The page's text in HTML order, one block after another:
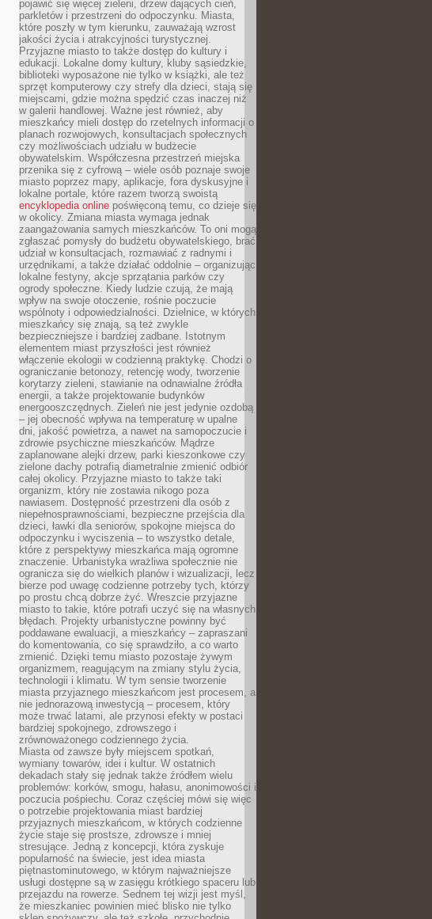
pojawić się więcej zieleni, drzew dających cień,
parkletów i przestrzeni do odpoczynku. Miasta,
które poszły w tym kierunku, zauważają wzrost
jakości życia i atrakcyjności turystycznej.
Przyjazne miasto to także dostęp do kultury i
edukacji. Lokalne domy kultury, kluby sąsiedzkie,
biblioteki wyposażone nie tylko w książki, ale też
sprzęt komputerowy czy strefy dla dzieci, stają się
miejscami, gdzie można spędzić czas inaczej niż
w galerii handlowej. Ważne jest również, aby
mieszkańcy mieli dostęp do rzetelnych informacji o
planach rozwojowych, konsultacjach społecznych
czy możliwościach udziału w budżecie
obywatelskim. Współczesna przestrzeń miejska
przenika się z cyfrową – wiele osób poznaje swoje
miasto poprzez mapy, aplikacje, fora dyskusyjne i
lokalne portale, które razem tworzą swoistą
encyklopedia online poświęconą temu, co dzieje się
w okolicy. Zmiana miasta wymaga jednak
zaangażowania samych mieszkańców. To oni mogą
zgłaszać pomysły do budżetu obywatelskiego, brać
udział w konsultacjach, rozmawiać z radnymi i
urzędnikami, a także działać oddolnie – organizując
lokalne festyny, akcje sprzątania parków czy
ogrody społeczne. Kiedy ludzie czują, że mają
wpływ na swoje otoczenie, rośnie poczucie
wspólnoty i odpowiedzialności. Dzielnice, w których
mieszkańcy się znają, są też zwykle
bezpieczniejsze i bardziej zadbane. Istotnym
elementem miast przyszłości jest również
włączenie ekologii w codzienną praktykę. Chodzi o
ograniczanie betonozy, retencję wody, tworzenie
korytarzy zieleni, stawianie na odnawialne źródła
energii, a także projektowanie budynków
energooszczędnych. Zieleń nie jest jedynie ozdobą
– jej obecność wpływa na temperaturę w upalne
dni, jakość powietrza, a nawet na samopoczucie i
zdrowie psychiczne mieszkańców. Mądrze
zaplanowane alejki drzew, parki kieszonkowe czy
zielone dachy potrafią diametralnie zmienić odbiór
całej okolicy. Przyjazne miasto to także taki
organizm, który nie zostawia nikogo poza
nawiasem. Dostępność przestrzeni dla osób z
niepełnosprawnościami, bezpieczne przejścia dla
dzieci, ławki dla seniorów, spokojne miejsca do
odpoczynku i wyciszenia – to wszystko detale,
które z perspektywy mieszkańca mają ogromne
znaczenie. Urbanistyka wrażliwa społecznie nie
ogranicza się do wielkich planów i wizualizacji, lecz
bierze pod uwagę codzienne potrzeby tych, którzy
po prostu chcą dobrze żyć. Wreszcie przyjazne
miasto to takie, które potrafi uczyć się na własnych
błędach. Projekty urbanistyczne powinny być
poddawane ewaluacji, a mieszkańcy – zapraszani
do komentowania, co się sprawdziło, a co warto
zmienić. Dzięki temu miasto pozostaje żywym
organizmem, reagującym na zmiany stylu życia,
technologii i klimatu. W tym sensie tworzenie
miasta przyjaznego mieszkańcom jest procesem, a
nie jednorazową inwestycją – procesem, który
może trwać latami, ale przynosi efekty w postaci
bardziej spokojnego, zdrowszego i
zrównoważonego codziennego życia.
Miasta od zawsze były miejscem spotkań,
wymiany towarów, idei i kultur. W ostatnich
dekadach stały się jednak także źródłem wielu
problemów: korków, smogu, hałasu, anonimowości i
poczucia pośpiechu. Coraz częściej mówi się więc
o potrzebie projektowania miast bardziej
przyjaznych mieszkańcom, w których codzienne
życie staje się prostsze, zdrowsze i mniej
stresujące. Jedną z koncepcji, która zyskuje
popularność na świecie, jest idea miasta
piętnastominutowego, w którym najważniejsze
usługi dostępne są w zasięgu krótkiego spaceru lub
przejazdu na rowerze. Sednem tej wizji jest myśl,
że mieszkaniec powinien mieć blisko nie tylko